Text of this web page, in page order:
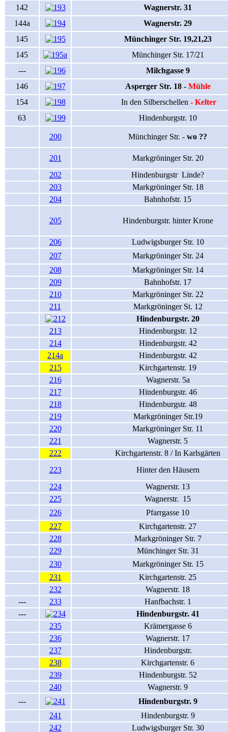
142
Wagnerstr. 31
144a
Wagnerstr. 29
145
Münchinger Str. 19,21,23
145
Münchinger Str. 17/21
---
Milchgasse 9
146
Asperger Str. 18 - Mühle
154
In den Silberschellen - Kelter
63
Hindenburgstr. 10
200 Münchinger Str. - wo ??
201
Markgröninger Str. 20
202
Hindenburgstr Linde?
203
Markgröninger Str. 18
204
Bahnhofstr. 15
205 Hindenburgstr. hinter Krone
206
Ludwigsburger Str. 10
207
Markgröninger Str. 24
208
Markgröninger Str. 14
209
Bahnhofstr. 17
210
Markgröninger Str. 22
211
Markgröninger St. 12
Hindenburgstr. 20
213
Hindenburgstr. 12
214
Hindenburgstr. 42
214a
Hindenburgstr. 42
215
Kirchgartenstr. 19
216
Wagnerstr. 5a
217
Hindenburgstr. 46
218
Hindenburgstr. 48
219
Markgröninger Str.19
220
Markgröninger Str. 11
221
Wagnerstr. 5
222
Kirchgartenstr. 8 / In Karlsgärten
223
Hinter den Häusern
224
Wagnerstr. 13
225
Wagnerstr. 15
226
Pfarrgasse 10
227
Kirchgartenstr. 27
228
Markgröninger Str. 7
229
Münchinger Str. 31
230
Markgröninger Str. 15
231
Kirchgartenstr. 25
232
Wagnerstr. 18
---
233
Hanfbachstr. 1
---
Hindenburgstr. 41
235
Krämergasse 6
236
Wagnerstr. 17
237
Hindenburgstr.
238
Kirchgartenstr. 6
239
Hindenburgstr. 52
240
Wagnerstr. 9
---
Hindenburgstr. 9
241
Hindenburgstr. 9
242
Ludwigsburger Str. 30